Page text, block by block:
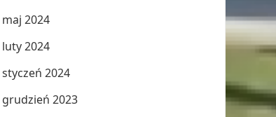
maj 2024
luty 2024
styczeń 2024
grudzień 2023